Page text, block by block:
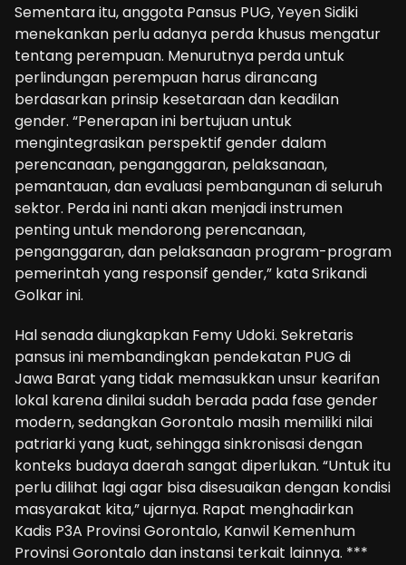
‎Sementara itu, anggota Pansus PUG, Yeyen Sidiki
menekankan perlu adanya perda khusus mengatur
tentang perempuan. Menurutnya perda untuk
perlindungan perempuan harus dirancang
berdasarkan prinsip kesetaraan dan keadilan
gender. “Penerapan ini bertujuan untuk
mengintegrasikan perspektif gender dalam
perencanaan, penganggaran, pelaksanaan,
pemantauan, dan evaluasi pembangunan di seluruh
sektor. Perda ini nanti akan menjadi instrumen
penting untuk mendorong perencanaan,
penganggaran, dan pelaksanaan program-program
pemerintah yang responsif gender,” kata Srikandi
Golkar ini.
Hal senada diungkapkan Femy Udoki. Sekretaris
pansus ini membandingkan pendekatan PUG di
Jawa Barat yang tidak memasukkan unsur kearifan
lokal karena dinilai sudah berada pada fase gender
modern, sedangkan Gorontalo masih memiliki nilai
patriarki yang kuat, sehingga sinkronisasi dengan
konteks budaya daerah sangat diperlukan. “Untuk itu
perlu dilihat lagi agar bisa disesuaikan dengan kondisi
masyarakat kita,” ujarnya. Rapat menghadirkan
Kadis P3A Provinsi Gorontalo, Kanwil Kemenhum
Provinsi Gorontalo dan instansi terkait lainnya. ***